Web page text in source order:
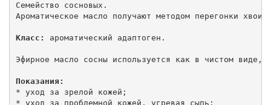
Семейство сосновых.
Ароматическое масло получают методом перегонки
Класс: ароматический адаптоген.
Эфирное масло сосны используется как в чистом
Показания:
* уход за зрелой кожей;
* уход за проблемной кожей, угревая сыпь;